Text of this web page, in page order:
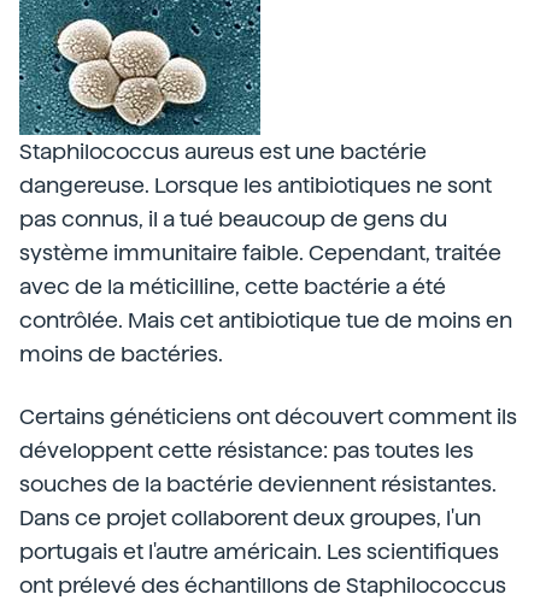
Staphilococcus aureus est une bactérie
dangereuse. Lorsque les antibiotiques ne sont
pas connus, il a tué beaucoup de gens du
système immunitaire faible. Cependant, traitée
avec de la méticilline, cette bactérie a été
contrôlée. Mais cet antibiotique tue de moins en
moins de bactéries.
Certains généticiens ont découvert comment ils
développent cette résistance: pas toutes les
souches de la bactérie deviennent résistantes.
Dans ce projet collaborent deux groupes, l'un
portugais et l'autre américain. Les scientifiques
ont prélevé des échantillons de Staphilococcus